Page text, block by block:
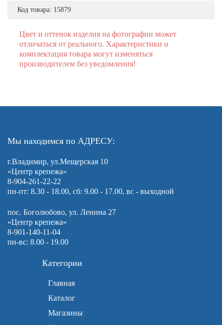
Код товара: 15879
Цвет и оттенок изделия на фотографии может
отличаться от реального. Характеристики и
комплектация товара могут изменяться
производителем без уведомления!
Мы находимся по АДРЕСУ:
г.Владимир, ул.Мещерская 10
«Центр крепежа»
8-904-261-22-22
пн-пт: 8.30 - 18.00, сб: 9.00 - 17.00, вс - выходной
пос. Боголюбово, ул. Ленина 27
«Центр крепежа»
8-901-140-11-04
пн-вс: 8.00 - 19.00
Категории
Главная
Каталог
Магазины